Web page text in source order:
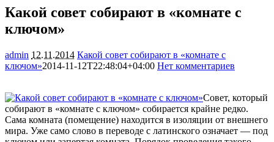
Какой совет собирают в «комнате с
ключом»
admin 12.11.2014 Какой совет собирают в «комнате с
ключом»2014-11-12T22:48:04+04:00 Нет комментариев
Совет, который
собирают в «комнате с ключом» собирается крайне редко.
Сама комната (помещение) находится в изоляции от внешнего
мира. Уже само слово в переводе с латинского означает — под